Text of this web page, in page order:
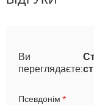
Ви
переглядаєте:
Псевдонім